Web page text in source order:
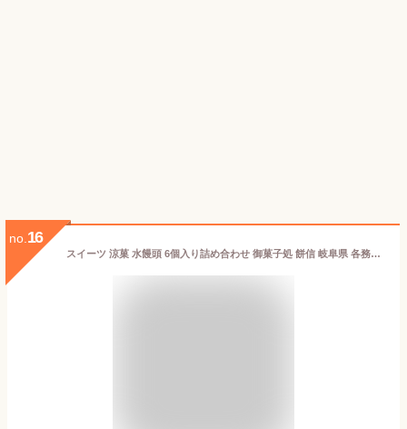
no. 16
スイーツ 涼菓 水饅頭 6個入り詰め合わせ 御菓子処 餅信 岐阜県 各務原市 小豆 白桃 木苺 抹茶 マンゴー 巨峰 フルーツ 手土産 和菓子